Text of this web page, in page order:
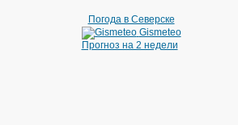
Погода в Северске
Gismeteo
Прогноз на 2 недели